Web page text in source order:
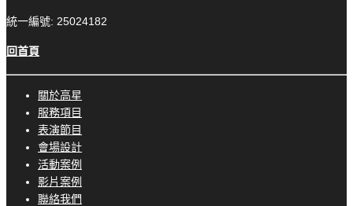
統一編號: 25024182
回首頁
關於高星
服務項目
表演節目
會場設計
活動案例
影片案例
聯絡我們